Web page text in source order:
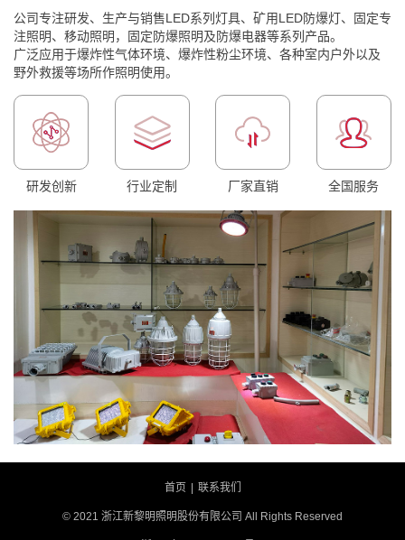
公司专注研发、生产与销售LED系列灯具、矿用LED防爆灯、固定专
注照明、移动照明，固定防爆照明及防爆电器等系列产品。
广泛应用于爆炸性气体环境、爆炸性粉尘环境、各种室内户外以及
野外救援等场所作照明使用。
研发创新 行业定制 厂家直销 全国服务
首页 联系我们
© 2021 浙江新黎明照明股份有限公司 All Rights Reserved